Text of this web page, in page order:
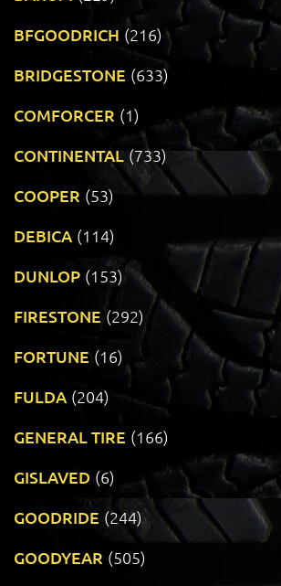
BFGOODRICH (216)
BRIDGESTONE (633)
COMFORCER (1)
CONTINENTAL (733)
COOPER (53)
DEBICA (114)
DUNLOP (153)
FIRESTONE (292)
FORTUNE (16)
FULDA (204)
GENERAL TIRE (166)
GISLAVED (6)
GOODRIDE (244)
GOODYEAR (505)